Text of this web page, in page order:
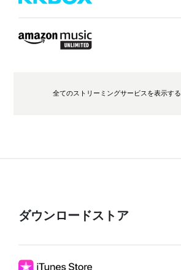
全てのストリーミングサービスを表示する
ダウンロードストア